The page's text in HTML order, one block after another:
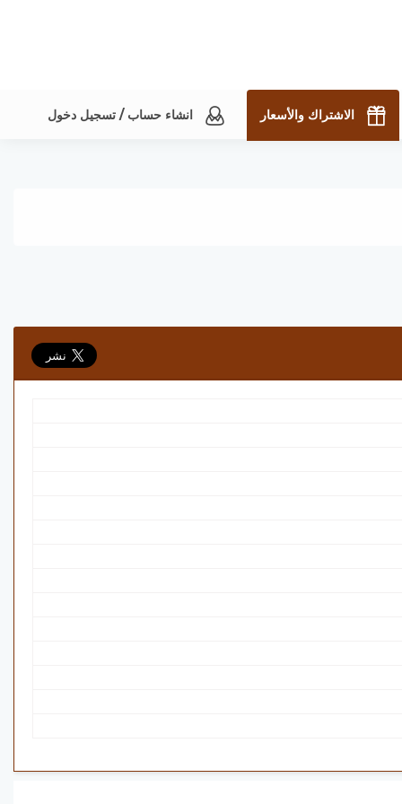
الاشتراك والأسعار انشاء حساب / تسجيل دخول